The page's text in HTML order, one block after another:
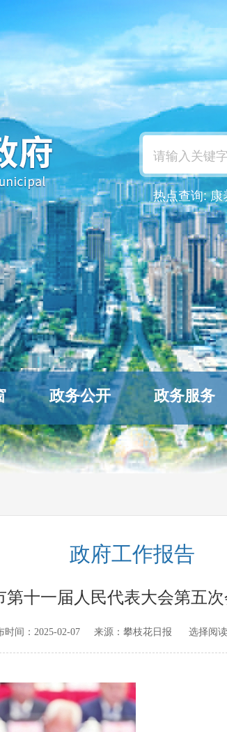
热点查询:康
政务公开 政务服务
政府工作报告
第十一届人民代表大会第五
间： 2025-02-07 来源： 攀枝花日报 选择阅读